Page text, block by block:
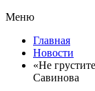
Меню
Главная
Новости
«Не
Савинова